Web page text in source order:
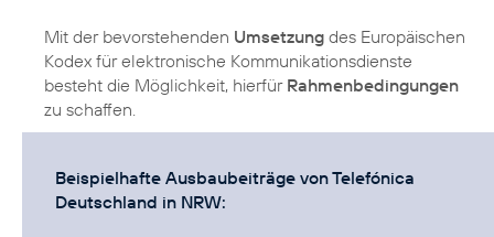
Mit der bevorstehenden Umsetzung des Europäischen
Kodex für elektronische Kommunikationsdienste
besteht die Möglichkeit, hierfür Rahmenbedingungen
zu schaffen.
Beispielhafte Ausbaubeiträge von Telefónica
Deutschland in NRW: